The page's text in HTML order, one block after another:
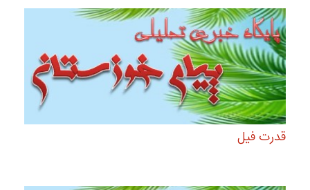
قدرت فیل